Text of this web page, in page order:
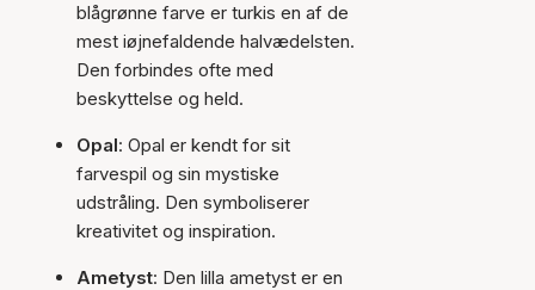
blågrønne farve er turkis en af de
mest iøjnefaldende halvædelsten.
Den forbindes ofte med
beskyttelse og held.
Opal: Opal er kendt for sit
farvespil og sin mystiske
udstråling. Den symboliserer
kreativitet og inspiration.
Ametyst: Den lilla ametyst er en